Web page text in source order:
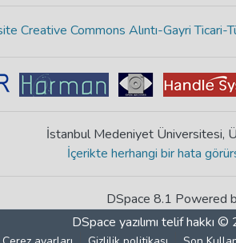
Creative Commons Alıntı-Gayri Ticari-
İstanbul Medeniyet Üniversitesi,
İçerikte herhangi bir hata
DSpace 8.1 Powered
DSpace yazılımı telif hakkı